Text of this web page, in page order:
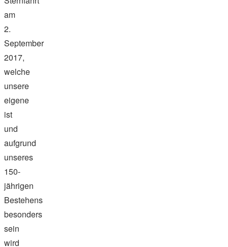
am
2.
September
2017,
welche
unsere
eigene
ist
und
aufgrund
unseres
150-
jährigen
Bestehens
besonders
sein
wird